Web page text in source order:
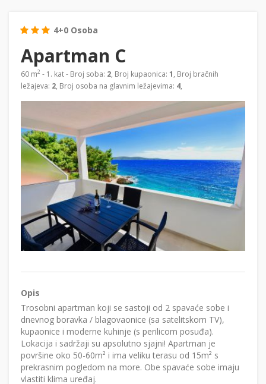
4+0 Osoba
Apartman C
60 m2 - 1. kat - Broj soba: 2, Broj kupaonica: 1, Broj bračnih
ležajeva: 2, Broj osoba na glavnim ležajevima: 4,
Opis
Trosobni apartman koji se sastoji od 2 spavaće sobe i
dnevnog boravka / blagovaonice (sa satelitskom TV),
kupaonice i moderne kuhinje (s perilicom posuđa).
Lokacija i sadržaji su apsolutno sjajni! Apartman je
površine oko 50-60m² i ima veliku terasu od 15m² s
prekrasnim pogledom na more. Obe spavaće sobe imaju
vlastiti klima uređaj.